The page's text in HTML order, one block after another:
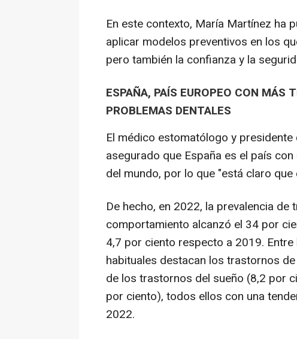
En este contexto, María Martínez ha
aplicar modelos preventivos en los
pero también la confianza y la
ESPAÑA, PAÍS EUROPEO CON MÁS
PROBLEMAS DENTALES
El médico estomatólogo y
asegurado que España es el país
del mundo, por lo que "está claro
De hecho, en 2022, la prevalencia
comportamiento alcanzó el 34 por
4,7 por ciento respecto a 2019.
habituales destacan los trastornos
de los trastornos del sueño (8,2 por
por ciento), todos ellos con una
2022.